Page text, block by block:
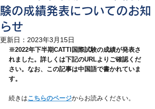
験の成績発表についてのお知
らせ
更新日： 2023年3月15日
※2022年下半期CATTI国際試験の成績が発表さ
れました。詳しくは下記のURLよりご確認くだ
さい。なお、この記事は中国語で書かれていま
す。
続きはこちらのページからお読みください。